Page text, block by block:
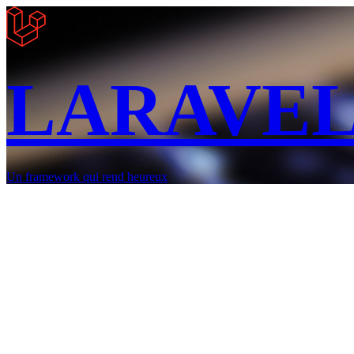
Un framework qui rend heureux